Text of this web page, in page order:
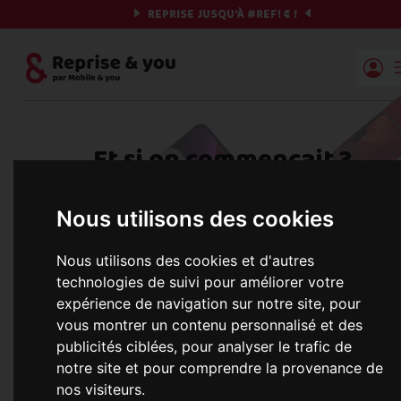
Nous utilisons des cookies
Nous utilisons des cookies et d'autres
technologies de suivi pour améliorer votre
expérience de navigation sur notre site, pour
vous montrer un contenu personnalisé et des
publicités ciblées, pour analyser le trafic de
notre site et pour comprendre la provenance de
nos visiteurs.
REPRISE JUSQU'À #REF!€ !
Reprise | Mobile & you
Et si on commençait ?
c'est parti !
Nous récupérons les meilleures
Une erreur est survenue :